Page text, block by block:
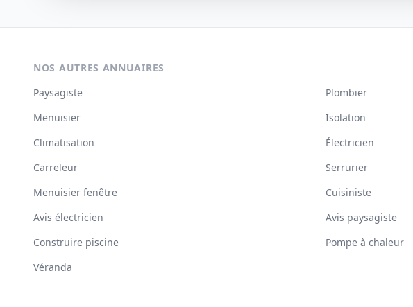
NOS AUTRES ANNUAIRES
Paysagiste
Plombier
Menuisier
Isolation
Climatisation
Électricien
Carreleur
Serrurier
Menuisier fenêtre
Cuisiniste
Avis électricien
Avis paysagiste
Construire piscine
Pompe à chaleur
Véranda